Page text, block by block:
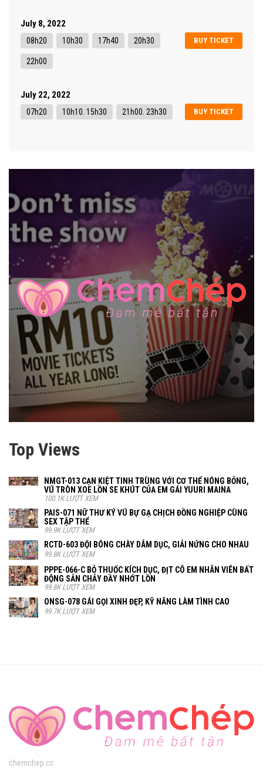
July 8, 2022
BUY TICKET
08h20 10h30 17h40 20h30
22h00
July 22, 2022
BUY TICKET
07h20 10h10. 15h30 21h00. 23h30
Top Views
NMGT-013 CẠN KIỆT TINH TRÙNG VỚI CƠ THỂ NÓNG BỎNG,
VÚ TRÒN XOE LỒN SE KHÚT CỦA EM GÁI YUURI MAINA
100.1K LƯỢT XEM
PAIS-071 NỮ THƯ KÝ VÚ BỰ GẠ CHỊCH ĐỒNG NGHIỆP CÙNG
SEX TẬP THỂ
99.9K LƯỢT XEM
RCTD-603 ĐỘI BÓNG CHÀY DÂM DỤC, GIẢI NỨNG CHO NHAU
99.8K LƯỢT XEM
PPPE-066-C BỎ THUỐC KÍCH DỤC, ĐỊT CÔ EM NHÂN VIÊN BẤT
ĐỘNG SẢN CHẢY ĐẦY NHỚT LỒN
99.8K LƯỢT XEM
ONSG-078 GÁI GỌI XINH ĐẸP, KỸ NĂNG LÀM TÌNH CAO
99.7K LƯỢT XEM
chemchep.cc